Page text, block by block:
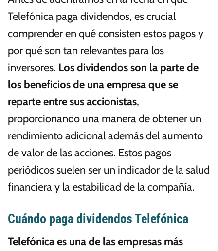
Telefónica paga dividendos, es crucial
comprender en qué consisten estos pagos y
por qué son tan relevantes para los
inversores. Los dividendos son la parte de
los beneficios de una empresa que se
reparte entre sus accionistas,
proporcionando una manera de obtener un
rendimiento adicional además del aumento
de valor de las acciones. Estos pagos
periódicos suelen ser un indicador de la salud
financiera y la estabilidad de la compañía.
Cuándo paga dividendos Telefónica
Telefónica es una de las empresas más